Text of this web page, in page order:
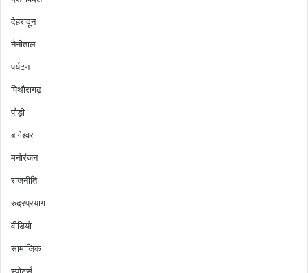
देहरादून
नैनीताल
पर्यटन
पिथौरागढ़
पौड़ी
बागेश्वर
मनोरंजन
राजनीति
रुद्रप्रयाग
वीडियो
सामाजिक
स्पोर्ट्स